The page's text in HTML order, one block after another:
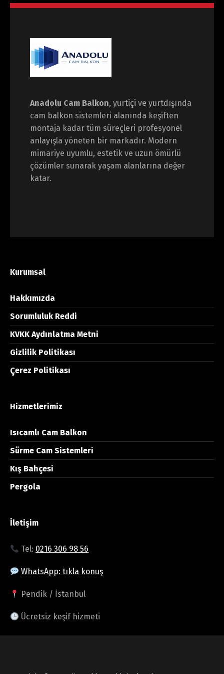
Anadolu Cam Balkon, yurtiçi ve yurtdışında
cam balkon sistemleri alanında keşiften
montaja kadar tüm süreçleri profesyonel
anlayışla yöneten bir markadır. Modern
mimariye uyumlu, estetik ve uzun ömürlü
çözümler sunarak yaşam alanlarına değer
katar.
Kurumsal
Hakkımızda
Sorumluluk Reddi
KVKK Aydınlatma Metni
Gizlilik Politikası
Çerez Politikası
Hizmetlerimiz
Isıcamlı Cam Balkon
Sürme Cam Sistemleri
Kış Bahçesi
Pergola
İletişim
Tel: 0216 306 98 56
WhatsApp: tıkla konuş
Pendik / İstanbul
Ücretsiz keşif hizmeti